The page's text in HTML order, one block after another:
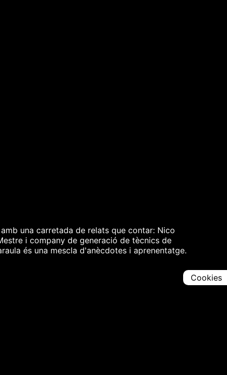
una carretada de relats que contar: Nico
i company de generació de tècnics de
és una mescla d'anècdotes i aprenentatge.
Cookies